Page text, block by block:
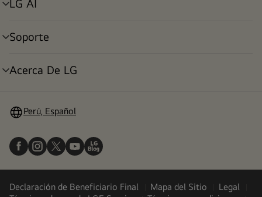
LG AI
alternar
Soporte
alternar
Acerca De LG
alternar
Perú, Español
Declaración de Beneficiario Final Mapa del Sitio
Legal